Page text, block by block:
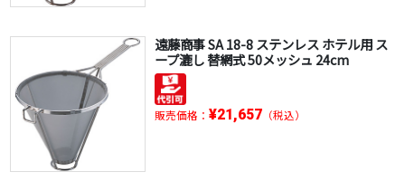
遠藤商事 SA 18-8 ステンレス ホテル用 ス
ープ漉し 替網式 50メッシュ 24cm
販売価格： ¥21,657（税込）